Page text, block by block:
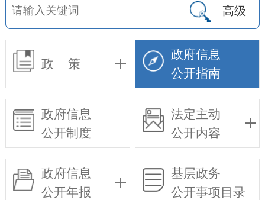
高级
政 策
政府信息
公开指南
政府信息
公开制度
法定主动
公开内容
政府信息
公开年报
基层政务
公开事项目录